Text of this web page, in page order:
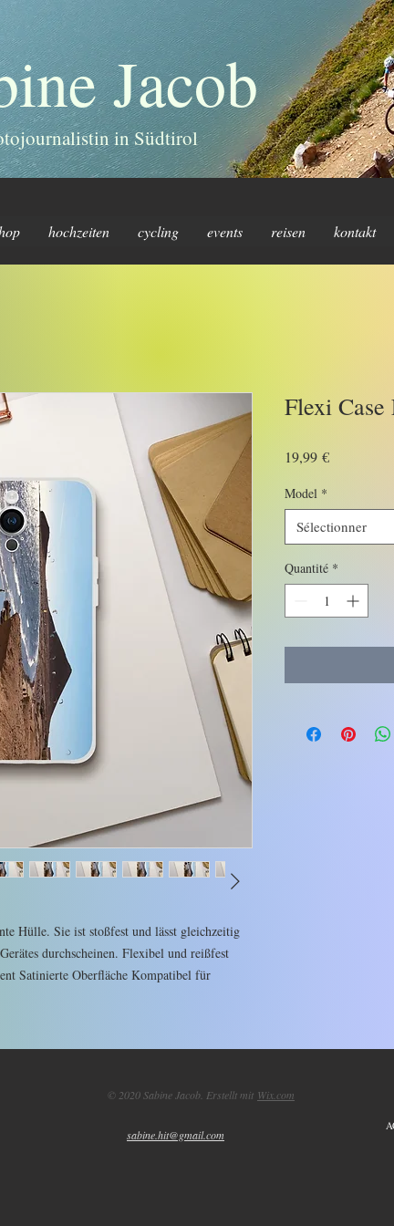
Jacob
in Südtirol
hochzeiten cycling events reisen kontakt
Hülle. Sie ist stoßfest und lässt gleichzeitig
durchscheinen. Flexibel und reißfest
Satinierte Oberfläche Kompatibel für
Flexi
19,99 €Prix
Model *
Sélectionner
Quantité *
© 2020 Sabine Jacob. Erstellt mit Wix.com
sabine.hit@gmail.com